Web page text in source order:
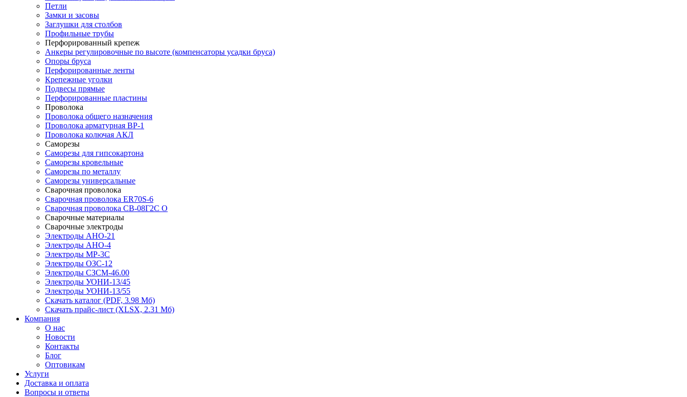
Петли
Замки и засовы
Заглушки для столбов
Профильные трубы
Перфорированный крепеж
Анкеры регулировочные по высоте (компенсаторы усадки бруса)
Опоры бруса
Перфорированные ленты
Крепежные уголки
Подвесы прямые
Перфорированные пластины
Проволока
Проволока общего назначения
Проволока арматурная ВР-1
Проволока колючая АКЛ
Саморезы
Саморезы для гипсокартона
Саморезы кровельные
Саморезы по металлу
Саморезы универсальные
Сварочная проволока
Сварочная проволока ER70S-6
Сварочная проволока СВ-08Г2С О
Сварочные материалы
Сварочные электроды
Электроды АНО-21
Электроды АНО-4
Электроды МР-3С
Электроды ОЗС-12
Электроды СЗСМ-46.00
Электроды УОНИ-13/45
Электроды УОНИ-13/55
Скачать каталог (PDF, 3.98 Мб)
Скачать прайс-лист (XLSX, 2.31 Мб)
Компания
О нас
Новости
Контакты
Блог
Оптовикам
Услуги
Доставка и оплата
Вопросы и ответы